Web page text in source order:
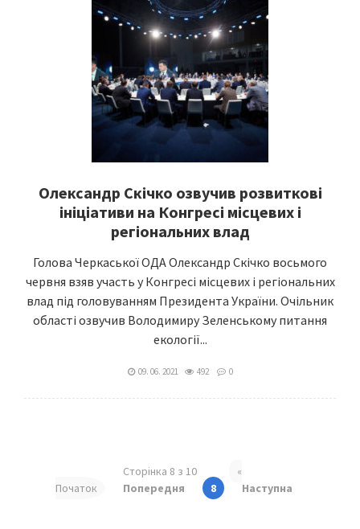
Олександр Скічко озвучив розвиткові
ініціативи на Конгресі місцевих і
регіональних влад
Голова Черкаської ОДА Олександр Скічко восьмого
червня взяв участь у Конгресі місцевих і регіональних
влад під головуванням Президента України. Очільник
області озвучив Володимиру Зеленському питання
екології...
09. 06. 2021 492 0
Сторінка 8 з 10
«
Початок
Попередня 8 Наступна